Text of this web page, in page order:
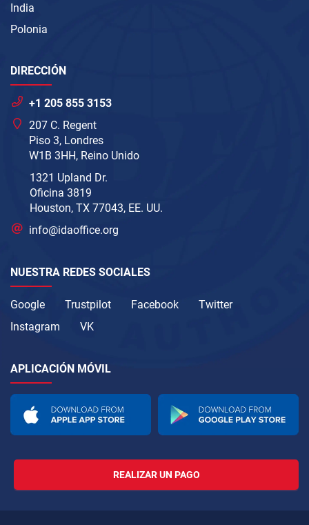
India
Polonia
DIRECCIÓN
+1 205 855 3153
207 C. Regent
Piso 3, Londres
W1B 3HH, Reino Unido
1321 Upland Dr.
Oficina 3819
Houston, TX 77043, EE. UU.
info@idaoffice.org
NUESTRA REDES SOCIALES
Google Trustpilot Facebook
Twitter
Instagram
VK
APLICACIÓN MÓVIL
REALIZAR UN PAGO